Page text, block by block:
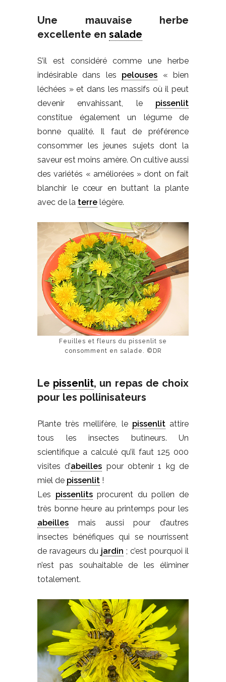
Une mauvaise herbe
excellente en salade
S’il est considéré comme une herbe
indésirable dans les pelouses « bien
léchées » et dans les massifs où il peut
devenir envahissant, le pissenlit
constitue également un légume de
bonne qualité. Il faut de préférence
consommer les jeunes sujets dont la
saveur est moins amère. On cultive aussi
des variétés « améliorées » dont on fait
blanchir le cœur en buttant la plante
avec de la terre légère.
Feuilles et fleurs du pissenlit se
consomment en salade. ©DR
Le pissenlit, un repas de choix
pour les pollinisateurs
Plante très mellifère, le pissenlitattire
tous les insectes butineurs. Un
scientifique a calculé qu’il faut 125 000
visites d’abeilles pour obtenir 1 kg de
miel de pissenlit !
Les pissenlitsprocurent du pollen de
très bonne heure au printemps pour les
abeilles mais aussi pour d’autres
insectes bénéfiques qui se nourrissent
de ravageurs du jardin ; c’est pourquoi il
n’est pas souhaitable de les éliminer
totalement.